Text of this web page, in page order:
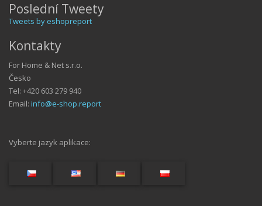
Poslední Tweety
Tweets by eshopreport
Kontakty
For Home & Net s.r.o.
Česko
Tel: +420 603 279 940
Email: info@e-shop.report
Vyberte jazyk aplikace: